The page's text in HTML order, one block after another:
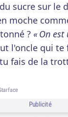
sucre sur le
moche
? « On
l'oncle qui te
fais de la
Publicité